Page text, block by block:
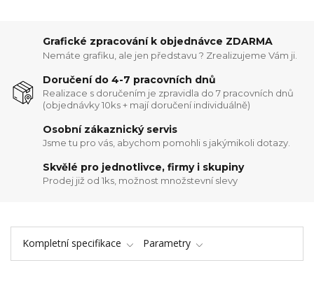
Grafické zpracování k objednávce ZDARMA
Nemáte grafiku, ale jen představu ? Zrealizujeme Vám ji.
Doručení do 4-7 pracovních dnů
Realizace s doručením je zpravidla do 7 pracovních dnů
(objednávky 10ks + mají doručení individuálně)
Osobní zákaznický servis
Jsme tu pro vás, abychom pomohli s jakýmikoli dotazy.
Skvělé pro jednotlivce, firmy i skupiny
Prodej již od 1ks, možnost množstevní slevy
Kompletní specifikace Parametry